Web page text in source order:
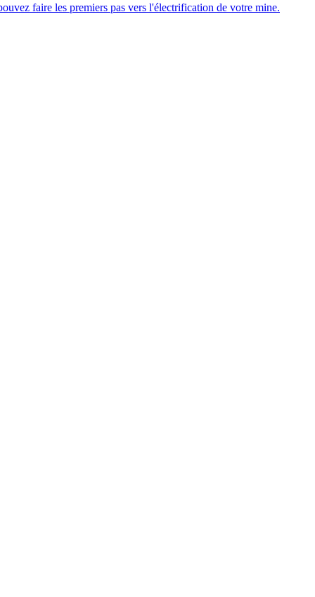
faire les premiers pas vers l'électrification de votre mine.